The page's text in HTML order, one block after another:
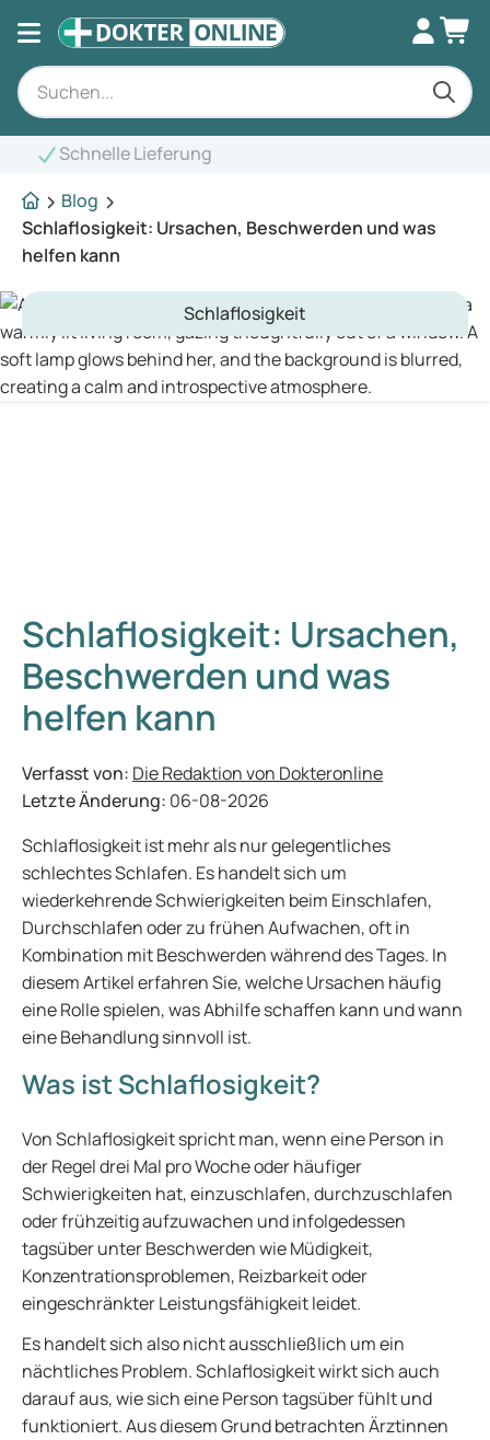
Blog
Schlaflosigkeit: Ursachen, Beschwerden und was
helfen kann
Schlaflosigkeit
Schlaflosigkeit: Ursachen,
Beschwerden und was
helfen kann
Verfasst von: Die Redaktion von Dokteronline
Letzte Änderung: 06-08-2026
Schlaflosigkeit ist mehr als nur gelegentliches
schlechtes Schlafen. Es handelt sich um
wiederkehrende Schwierigkeiten beim Einschlafen,
Durchschlafen oder zu frühen Aufwachen, oft in
Kombination mit Beschwerden während des Tages. In
diesem Artikel erfahren Sie, welche Ursachen häufig
eine Rolle spielen, was Abhilfe schaffen kann und wann
eine Behandlung sinnvoll ist.
Was ist Schlaflosigkeit?
Von Schlaflosigkeit spricht man, wenn eine Person in
der Regel drei Mal pro Woche oder häufiger
Schwierigkeiten hat, einzuschlafen, durchzuschlafen
oder frühzeitig aufzuwachen und infolgedessen
tagsüber unter Beschwerden wie Müdigkeit,
Konzentrationsproblemen, Reizbarkeit oder
eingeschränkter Leistungsfähigkeit leidet.
Es handelt sich also nicht ausschließlich um ein
nächtliches Problem. Schlaflosigkeit wirkt sich auch
darauf aus, wie sich eine Person tagsüber fühlt und
funktioniert. Aus diesem Grund betrachten Ärztinnen